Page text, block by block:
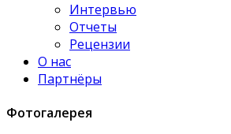
Интервью
Отчеты
Рецензии
О нас
Партнёры
Фотогалерея